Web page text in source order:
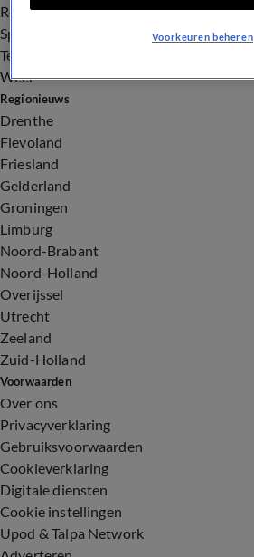
Royalty
Sport
Tech
Weer
Regionieuws
Drenthe
Flevoland
Friesland
Gelderland
Groningen
Limburg
Noord-Brabant
Noord-Holland
Overijssel
Utrecht
Zeeland
Zuid-Holland
Voorwaarden
Over ons
Privacyverklaring
Gebruiksvoorwaarden
Cookieverklaring
Digitale diensten
Cookie instellingen
Upod & Talpa Network
Voorkeuren beheren